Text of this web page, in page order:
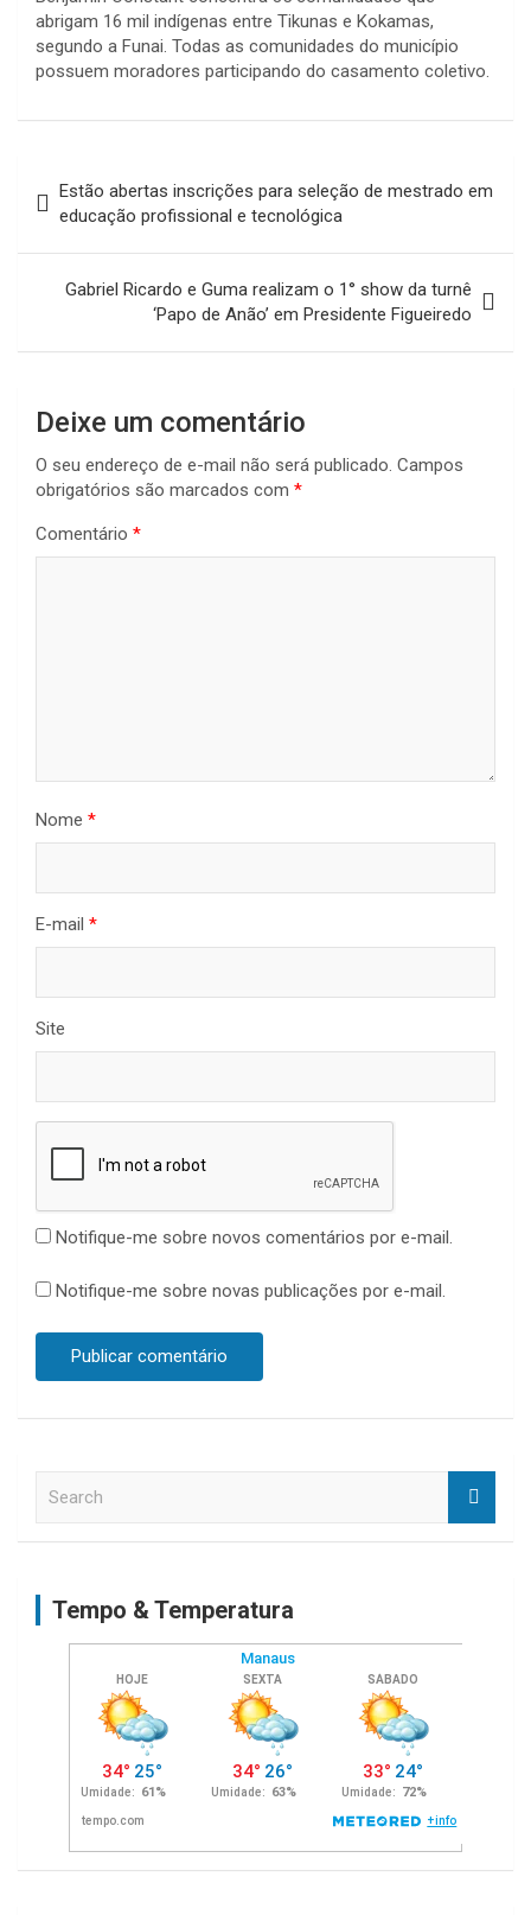
abrigam 16 mil indígenas entre Tikunas e Kokamas,
segundo a Funai. Todas as comunidades do município
possuem moradores participando do casamento coletivo.
de
Post
Estão abertas inscrições para seleção de mestrado em
educação profissional e tecnológica
Gabriel Ricardo e Guma realizam o 1° show da turnê
‘Papo de Anão’ em Presidente Figueiredo
Deixe um comentário
O seu endereço de e-mail não será publicado. Campos
obrigatórios são marcados com *
Comentário *
Nome *
E-mail *
Site
Notifique-me sobre novos comentários por e-mail.
Notifique-me sobre novas publicações por e-mail.
Tempo & Temperatura